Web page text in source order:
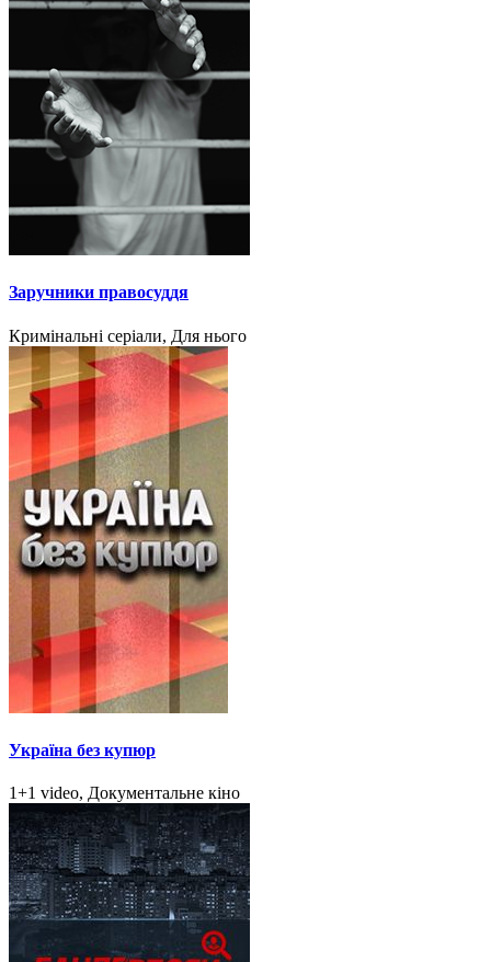
Заручники правосуддя
Кримінальні серіали, Для нього
Україна без купюр
1+1 video, Документальне кіно